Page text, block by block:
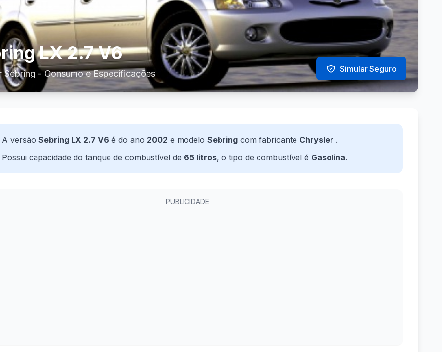
LX 2.7 V6
Sebring - Consumo e Especificações Simular Seguro
A versão Sebring LX 2.7 V6 é do ano 2002 e modelo Sebring com fabricante Chrysler .
Possui capacidade do tanque de combustível de 65 litros, o tipo de combustível é Gasolina.
PUBLICIDADE